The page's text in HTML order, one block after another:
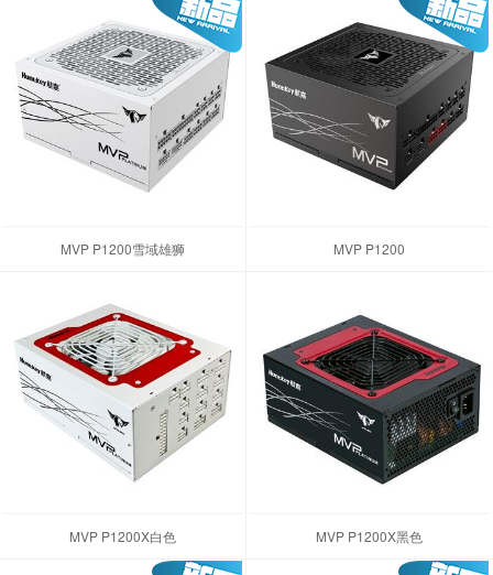
MVP P1200雪域雄狮 MVP P1200
MVP P1200X白色 MVP P1200X黑色